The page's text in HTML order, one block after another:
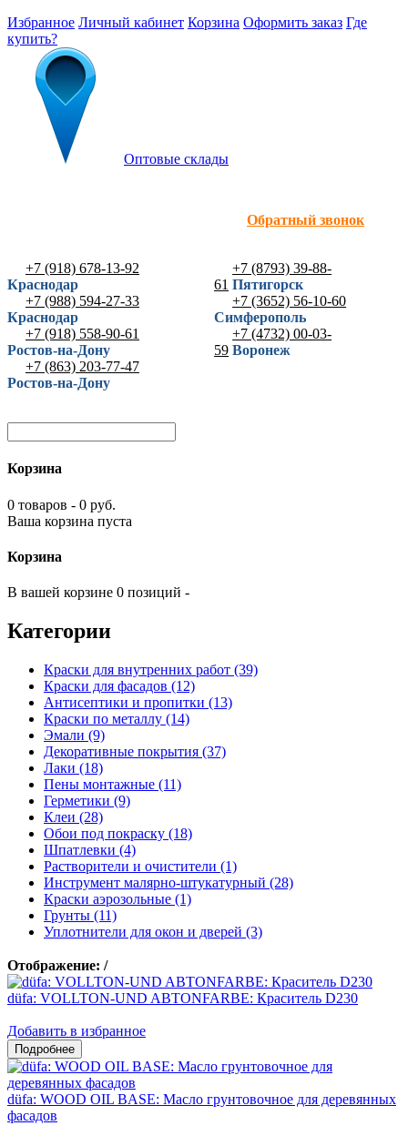
Избранное Личный кабинет Корзина Оформить заказ Где
купить?
Оптовые склады
Обратный звонок
+7 (918) 678-13-92
Краснодар
+7 (988) 594-27-33
Краснодар
+7 (918) 558-90-61
Ростов-на-Дону
+7 (863) 203-77-47
Ростов-на-Дону
+7 (8793) 39-88-
61 Пятигорск
+7 (3652) 56-10-60
Симферополь
+7 (4732) 00-03-
59 Воронеж
Корзина
0 товаров - 0 руб.
Ваша корзина пуста
Корзина
В вашей корзине 0 позиций -
Категории
Краски для внутренних работ (39)
Краски для фасадов (12)
Антисептики и пропитки (13)
Краски по металлу (14)
Эмали (9)
Декоративные покрытия (37)
Лаки (18)
Пены монтажные (11)
Герметики (9)
Клеи (28)
Обои под покраску (18)
Шпатлевки (4)
Растворители и очистители (1)
Инструмент малярно-штукатурный (28)
Краски аэрозольные (1)
Грунты (11)
Уплотнители для окон и дверей (3)
Отображение: /
düfa: VOLLTON-UND ABTONFARBE: Краситель D230
Добавить в избранное
düfa: WOOD OIL BASE: Масло грунтовочное для деревянных
фасадов